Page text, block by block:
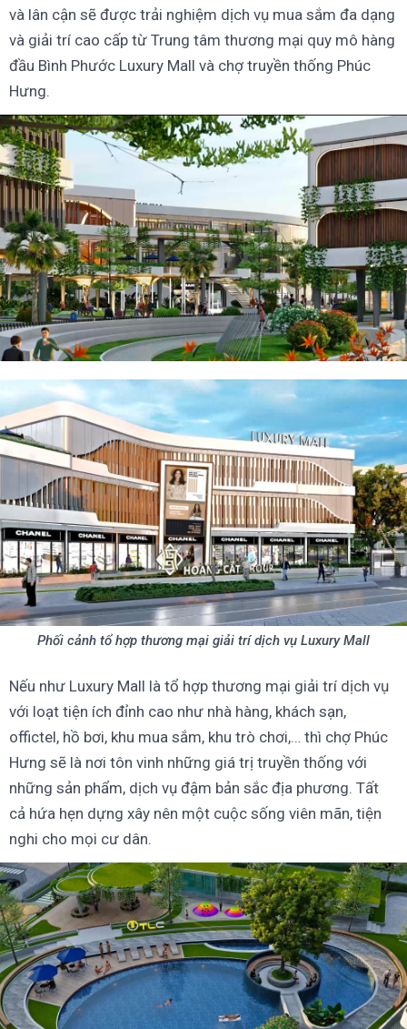
và lân cận sẽ được trải nghiệm dịch vụ mua sắm đa dạng
và giải trí cao cấp từ Trung tâm thương mại quy mô hàng
đầu Bình Phước Luxury Mall và chợ truyền thống Phúc
Hưng.
Phối cảnh tổ hợp thương mại giải trí dịch vụ Luxury Mall
Nếu như Luxury Mall là tổ hợp thương mại giải trí dịch vụ
với loạt tiện ích đỉnh cao như nhà hàng, khách sạn,
offictel, hồ bơi, khu mua sắm, khu trò chơi,… thì chợ Phúc
Hưng sẽ là nơi tôn vinh những giá trị truyền thống với
những sản phẩm, dịch vụ đậm bản sắc địa phương. Tất
cả hứa hẹn dựng xây nên một cuộc sống viên mãn, tiện
nghi cho mọi cư dân.